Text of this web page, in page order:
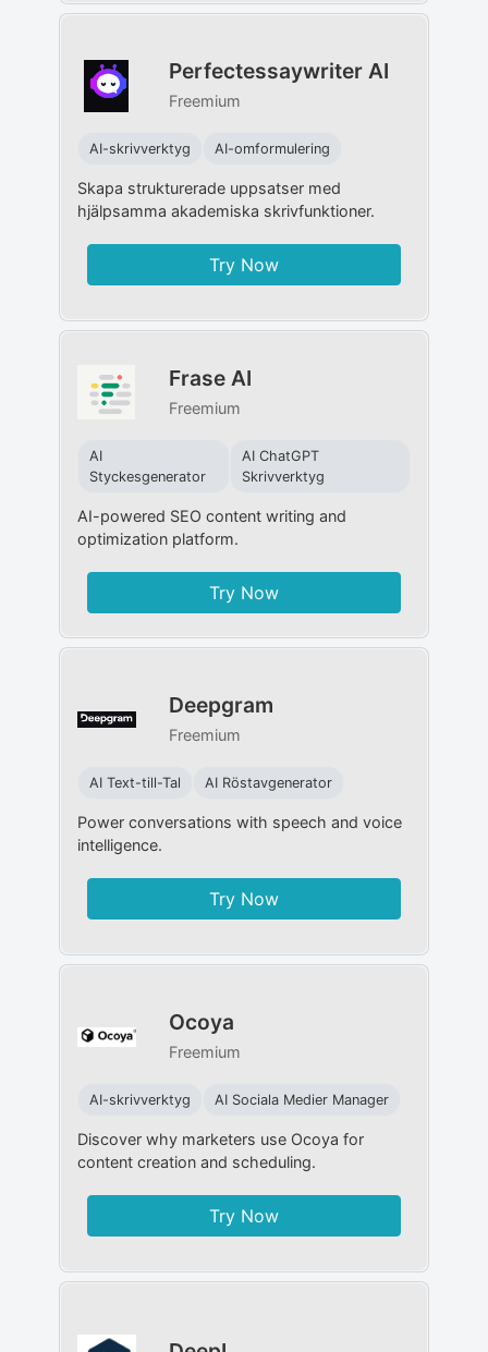
Perfectessaywriter AI
Freemium
AI-skrivverktyg AI-omformulering
Skapa strukturerade uppsatser med
hjälpsamma akademiska skrivfunktioner.
Try Now
Frase AI
Freemium
AI
Styckesgenerator
AI ChatGPT
Skrivverktyg
AI-powered SEO content writing and
optimization platform.
Try Now
Deepgram
Freemium
AI Text-till-Tal AI Röstavgenerator
Power conversations with speech and voice
intelligence.
Try Now
Ocoya
Freemium
AI-skrivverktyg AI Sociala Medier Manager
Discover why marketers use Ocoya for
content creation and scheduling.
Try Now